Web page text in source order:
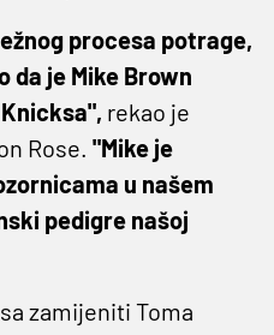
procesa potrage,
da je Mike Brown
rekao je
Rose. "Mike je
u našem
pedigre našoj
zamijeniti Toma